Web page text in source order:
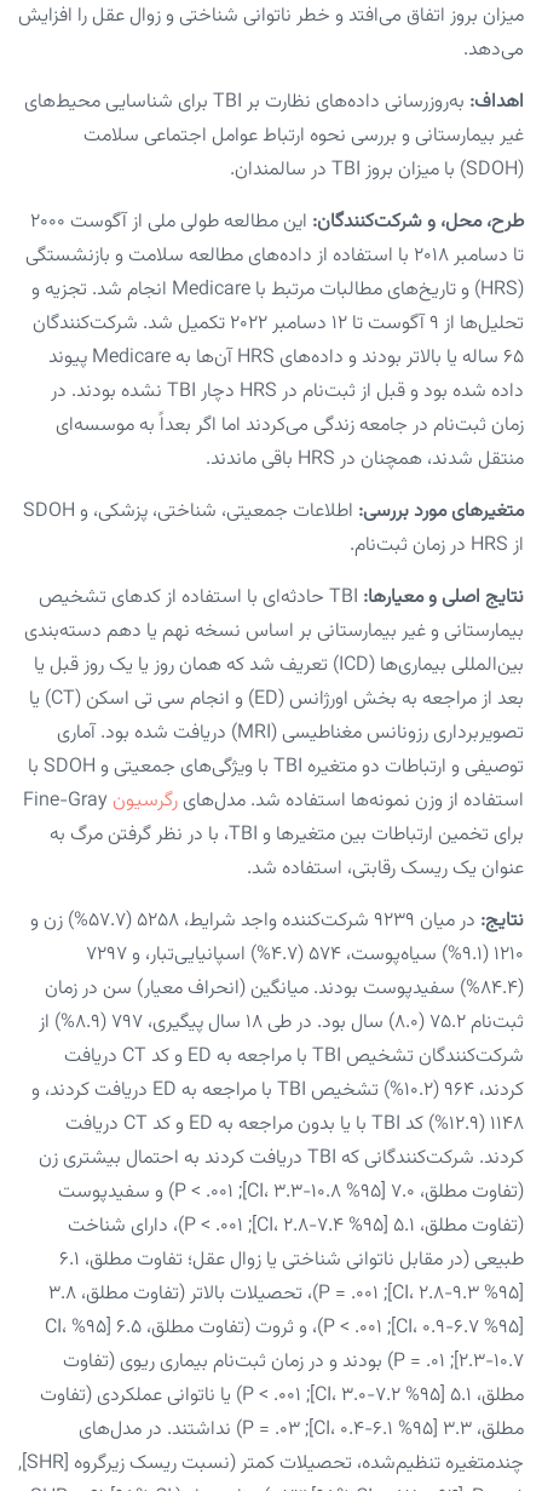
میزان بروز اتفاق می‌افتد و خطر ناتوانی شناختی و زوال عقل را افزایش
می‌دهد.
اهداف:
به‌روزرسانی داده‌های نظارت بر TBI برای شناسایی محیط‌های
غیر بیمارستانی و بررسی نحوه ارتباط عوامل اجتماعی سلامت
(SDOH) با میزان بروز TBI در سالمندان.
طرح، محل، و شرکت‌کنندگان:
این مطالعه طولی ملی از آگوست ۲۰۰۰
تا دسامبر ۲۰۱۸ با استفاده از داده‌های مطالعه سلامت و بازنشستگی
(HRS) و تاریخ‌های مطالبات مرتبط با Medicare انجام شد. تجزیه و
تحلیل‌ها از ۹ آگوست تا ۱۲ دسامبر ۲۰۲۲ تکمیل شد. شرکت‌کنندگان
۶۵ ساله یا بالاتر بودند و داده‌های HRS آن‌ها به Medicare پیوند
داده شده بود و قبل از ثبت‌نام در HRS دچار TBI نشده بودند. در
زمان ثبت‌نام در جامعه زندگی می‌کردند اما اگر بعداً به موسسه‌ای
منتقل شدند، همچنان در HRS باقی ماندند.
متغیرهای مورد بررسی:
اطلاعات جمعیتی، شناختی، پزشکی، و SDOH
از HRS در زمان ثبت‌نام.
نتایج اصلی و معیارها:
TBI حادثه‌ای با استفاده از کدهای تشخیص
بیمارستانی و غیر بیمارستانی بر اساس نسخه نهم یا دهم دسته‌بندی
بین‌المللی بیماری‌ها (ICD) تعریف شد که همان روز یا یک روز قبل یا
بعد از مراجعه به بخش اورژانس (ED) و انجام سی تی اسکن (CT) یا
تصویربرداری رزونانس مغناطیسی (MRI) دریافت شده بود. آماری
توصیفی و ارتباطات دو متغیره TBI با ویژگی‌های جمعیتی و SDOH با
استفاده از وزن نمونه‌ها استفاده شد. مدل‌های رگرسیون Fine-Gray
برای تخمین ارتباطات بین متغیرها و TBI، با در نظر گرفتن مرگ به
عنوان یک ریسک رقابتی، استفاده شد.
نتایج:
در میان ۹۲۳۹ شرکت‌کننده واجد شرایط، ۵۲۵۸ (۵۷.۷%) زن و
۱۲۱۰ (۹.۱%) سیاه‌پوست، ۵۷۴ (۴.۷%) اسپانیایی‌تبار، و ۷۲۹۷
(۸۴.۴%) سفیدپوست بودند. میانگین (انحراف معیار) سن در زمان
ثبت‌نام ۷۵.۲ (۸.۰) سال بود. در طی ۱۸ سال پیگیری، ۷۹۷ (۸.۹%) از
شرکت‌کنندگان تشخیص TBI با مراجعه به ED و کد CT دریافت
کردند، ۹۶۴ (۱۰.۲%) تشخیص TBI با مراجعه به ED دریافت کردند، و
۱۱۴۸ (۱۲.۹%) کد TBI با یا بدون مراجعه به ED و کد CT دریافت
کردند. شرکت‌کنندگانی که TBI دریافت کردند به احتمال بیشتری زن
(تفاوت مطلق، ۷.۰ [۹۵% CI، ۳.۳-۱۰.۸]; P < .۰۰۱) و سفیدپوست
(تفاوت مطلق، ۵.۱ [۹۵% CI، ۲.۸-۷.۴]; P < .۰۰۱)، دارای شناخت
طبیعی (در مقابل ناتوانی شناختی یا زوال عقل؛ تفاوت مطلق، ۶.۱
[۹۵% CI، ۲.۸-۹.۳]; P = .۰۰۱)، تحصیلات بالاتر (تفاوت مطلق، ۳.۸
[۹۵% CI، ۰.۹-۶.۷]; P < .۰۰۱)، و ثروت (تفاوت مطلق، ۶.۵ [۹۵% CI،
۲.۳-۱۰.۷]; P = .۰۱) بودند و در زمان ثبت‌نام بیماری ریوی (تفاوت
مطلق، ۵.۱ [۹۵% CI، ۳.۰-۷.۲]; P < .۰۰۱) یا ناتوانی عملکردی (تفاوت
مطلق، ۳.۳ [۹۵% CI، ۰.۴-۶.۱]; P = .۰۳) نداشتند. در مدل‌های
چندمتغیره تنظیم‌شده، تحصیلات کمتر (نسبت ریسک زیرگروه [SHR],